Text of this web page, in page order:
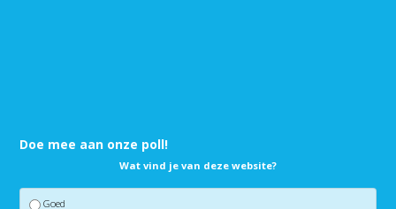
Doe mee aan onze poll!
Wat vind je van deze website?
Goed